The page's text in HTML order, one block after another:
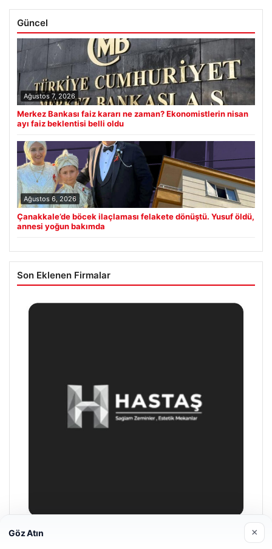
Güncel
Ağustos 7, 2026
Merkez Bankası faiz kararı ne zaman? Ekonomistlerin nisan
ayı faiz beklentisi belli oldu
Ağustos 6, 2026
Çanakkale’de böcek ilaçlaması felakete dönüştü. Yusuf öldü,
annesi yoğun bakımda
Son Eklenen Firmalar
Göz Atın ×